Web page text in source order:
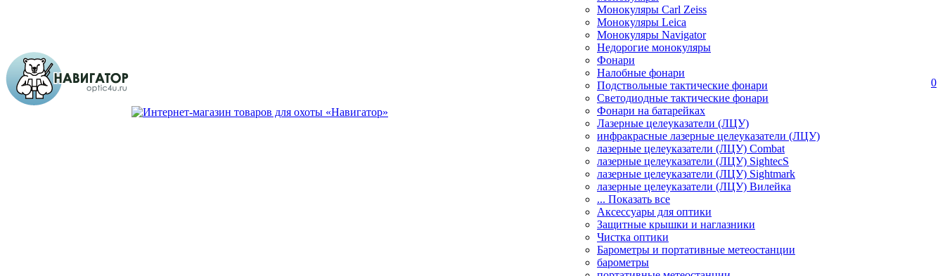
Монокуляры Carl Zeiss
Монокуляры Leica
Монокуляры Navigator
Недорогие монокуляры
Фонари
Налобные фонари
Подствольные тактические фонари
Светодиодные тактические фонари
Фонари на батарейках
Лазерные целеуказатели (ЛЦУ)
инфракрасные лазерные целеуказатели (ЛЦУ)
лазерные целеуказатели (ЛЦУ) Combat
лазерные целеуказатели (ЛЦУ) SightecS
лазерные целеуказатели (ЛЦУ) Sightmark
лазерные целеуказатели (ЛЦУ) Вилейка
... Показать все
Аксессуары для оптики
Защитные крышки и наглазники
Чистка оптики
Барометры и портативные метеостанции
барометры
0